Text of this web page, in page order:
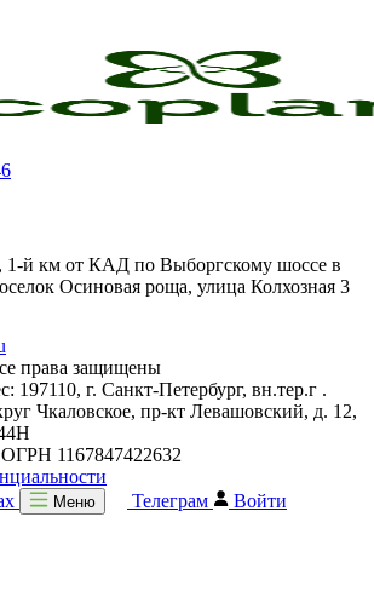
1-й км от КАД по Выборгскому шоссе в
Осиновая роща, улица Колхозная 3
права защищены
197110, г. Санкт-Петербург, вн.тер.г .
Чкаловское, пр-кт Левашовский, д. 12,
1167847422632
Меню Телеграм Войти